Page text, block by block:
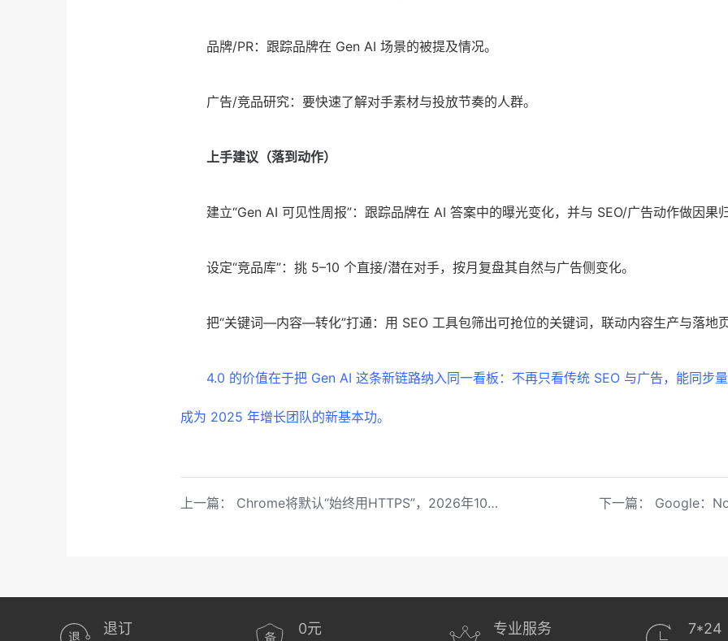
品牌/PR：跟踪品牌在 Gen AI 场景的被提及情况。
广告/竞品研究：要快速了解对手素材与投放节奏的人群。
上手建议（落到动作）
建立“Gen AI 可见性周报”：跟踪品牌在 AI 答案中的曝光变化，并与 SEO/广告动作做因果
设定“竞品库”：挑 5–10 个直接/潜在对手，按月复盘其自然与广告侧变化。
把“关键词—内容—转化”打通：用 SEO 工具包筛出可抢位的关键词，联动内容生产与落地
4.0 的价值在于把 Gen AI 这条新链路纳入同一看板：不再只看传统 SEO 与广告，能同步
成为 2025 年增长团队的新基本功。
上一篇： Chrome将默认“始终用HTTPS”，2026年10月生效 下一篇： Google：
退订 0元 专业服务 7*24